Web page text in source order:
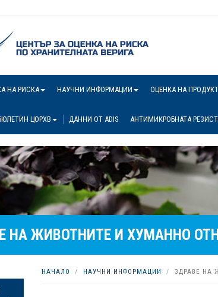
НА РИСКА НАУЧНИ ИНФОРМАЦИИ ОЦЕНКА НА
ЦОРХВ ДАННИ ОТ ADIS АНТИМИКРОБНАТА
НА ЖИВОТНИТЕ И ХУМАННО
НАЧАЛО НАУЧНИ ИНФОРМАЦИИ ЗДРАВЕ НА